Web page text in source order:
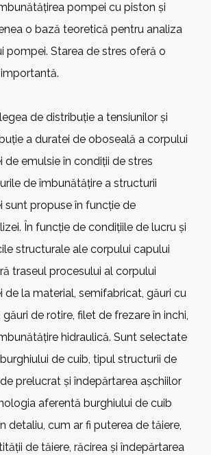
pompei cu piston și
o bază teoretică pentru analiza
pompei. Starea de stres oferă o
de distribuție a tensiunilor și
a duratei de oboseală a corpului
emulsie în condiții de stres
de îmbunătățire a structurii
sunt propuse în funcție de
În funcție de condițiile de lucru și
structurale ale corpului capului
traseul procesului al corpului
de la material, semifabricat, găuri cu
de rotire, filet de frezare în inchi,
hidraulică. Sunt selectate
de cuib, tipul structurii de
prelucrat și îndepărtarea așchiilor
aferentă burghiului de cuib
detaliu, cum ar fi puterea de tăiere,
de tăiere, răcirea și îndepărtarea